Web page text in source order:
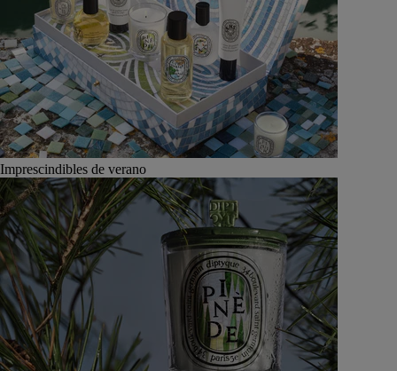
Imprescindibles de verano